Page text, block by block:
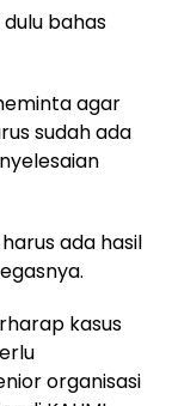
bahas
agar
sudah ada
ada hasil
kasus
organisasi